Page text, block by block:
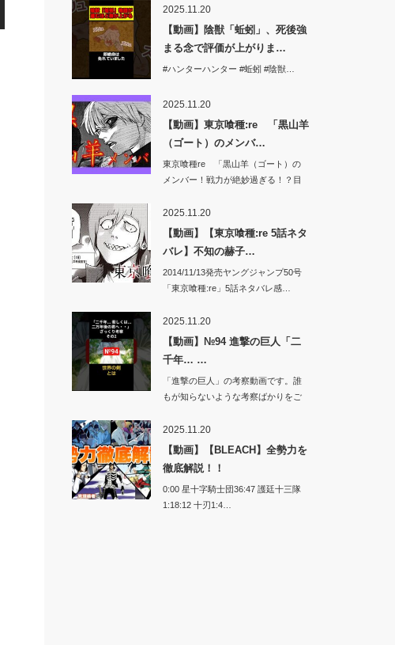
2025.11.20
【動画】陰獣「蚯蚓」、死後強
まる念で評価が上がりま…
#ハンターハンター #蚯蚓 #陰獣…
2025.11.20
【動画】東京喰種:re 「黒山羊
（ゴート）のメンバ…
東京喰種re 「黒山羊（ゴート）の
メンバー！戦力が絶妙過ぎる！？目
2025.11.20
【動画】【東京喰種:re 5話ネタ
バレ】不知の赫子…
2014/11/13発売ヤングジャンプ50号
「東京喰種:re」5話ネタバレ感…
2025.11.20
【動画】№94 進撃の巨人「二
千年… …
「進撃の巨人」の考察動画です。誰
もが知らないような考察ばかりをご
2025.11.20
【動画】【BLEACH】全勢力を
徹底解説！！
0:00 星十字騎士団36:47 護廷十三隊
1:18:12 十刃1:4…